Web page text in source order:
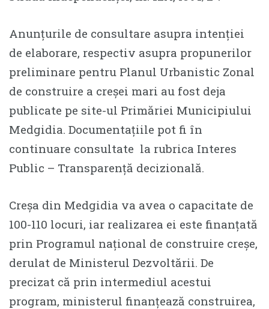
Anunțurile de consultare asupra intenției
de elaborare, respectiv asupra propunerilor
preliminare pentru Planul Urbanistic Zonal
de construire a creșei mari au fost deja
publicate pe site-ul Primăriei Municipiului
Medgidia. Documentațiile pot fi în
continuare consultate la rubrica Interes
Public – Transparență decizională.
Creșa din Medgidia va avea o capacitate de
100-110 locuri, iar realizarea ei este finanțată
prin Programul național de construire creșe,
derulat de Ministerul Dezvoltării. De
precizat că prin intermediul acestui
program, ministerul finanțează construirea,